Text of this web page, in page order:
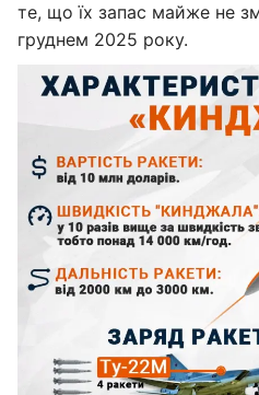
те, що їх запас майже не
груднем 2025 року.